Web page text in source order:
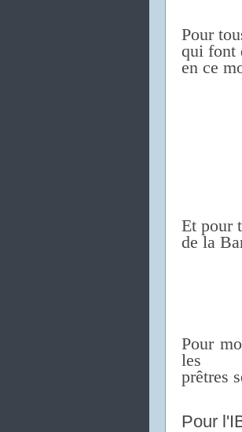
Pour
qui font
en ce
Et pour
de la
Pour
les
prêtres s
Pour